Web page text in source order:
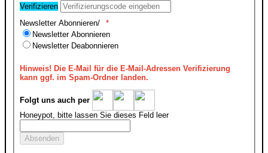
Verifizieren
Newsletter Abonnieren/
Newsletter Abonnieren
Newsletter Deabonnieren
Hinweis! Die E-Mail für die E-Mail-Adressen Verifizierung
kann ggf. im Spam-Ordner landen.
Folgt uns auch per
Honeypot, bitte lassen Sie dieses Feld leer